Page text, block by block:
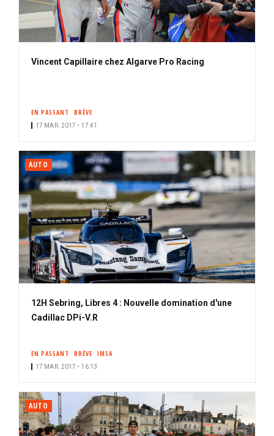
Vincent Capillaire chez Algarve Pro Racing
EN PASSANT BRÈVE
17 MAR. 2017 • 17:41
AUTO
12H Sebring, Libres 4 : Nouvelle domination d'une
Cadillac DPi-V.R
EN PASSANT BRÈVE IMSA
17 MAR. 2017 • 16:13
AUTO